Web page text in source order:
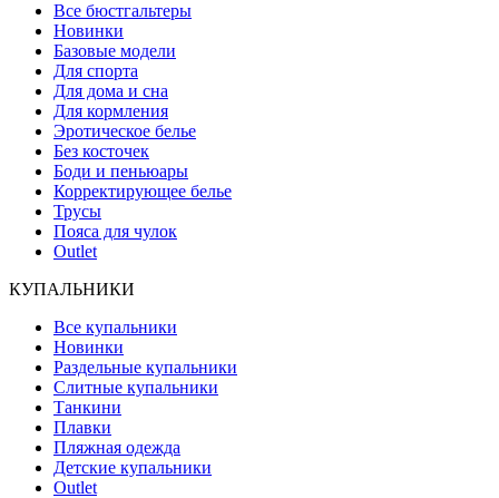
Все бюстгальтеры
Новинки
Базовые модели
Для спорта
Для дома и сна
Для кормления
Эротическое белье
Без косточек
Боди и пеньюары
Корректирующее белье
Трусы
Пояса для чулок
Outlet
КУПАЛЬНИКИ
Все купальники
Новинки
Раздельные купальники
Слитные купальники
Танкини
Плавки
Пляжная одежда
Детские купальники
Outlet